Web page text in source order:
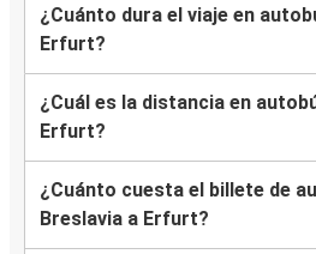
¿Cuánto dura el viaje en
Erfurt?
¿Cuál es la distancia en
Erfurt?
¿Cuánto cuesta el billete de
Breslavia a Erfurt?